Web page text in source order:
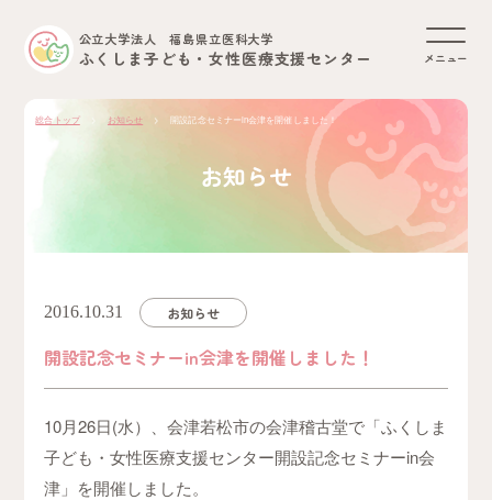
公立大学法人 福島県立医科大学
ふくしま子ども・女性医療支援センター メニュー
総合トップ お知らせ 開設記念セミナーin会津を開催しました！
お知らせ
2016.10.31 お知らせ
開設記念セミナーin会津を開催しました！
10月26日(水）、会津若松市の会津稽古堂で「ふくしま
子ども・女性医療支援センター開設記念セミナーin会
津」を開催しました。